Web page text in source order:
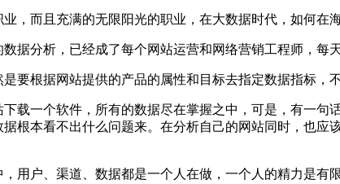
而且充满的无限阳光的职业，在大数据时代，如何在
分析，已经成了每个网站运营和网络营销工程师，每
根据网站提供的产品的属性和目标去指定数据指标，不
一个软件，所有的数据尽在掌握之中，可是，有一句
根本看不出什么问题来。在分析自己的网站同时，也
户、渠道、数据都是一个人在做，一个人的精力是有